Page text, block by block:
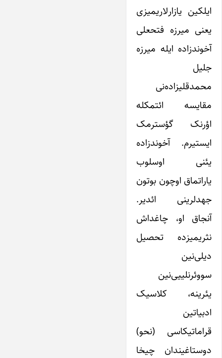
ایلکین یازارلاریمیزی
یعنی میرزه فتحعلی
آخوندزاده ایله میرزه
جلیل
محمدقلیزاده‌نی
مقایسه ائتمکله
اؤرنک گؤسترمک
ایستیرم. آخوندزاده
یئنی اوسلوب
یاراتماق اوچون بوتون
جهدلرینی ائدیر.
آنجاق او، چاغداش
نثریمیزده تحصیل
دیلی‌نین
سووئرنلییی‌نین
یئرینه، کلاسیک
ادبیاتین
قراماتیکاسی (نحو)
دوستاغیندان چیخا